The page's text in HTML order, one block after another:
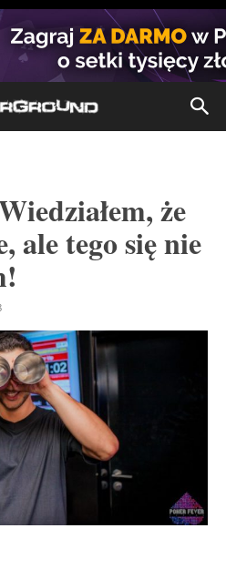
że
ale tego się nie